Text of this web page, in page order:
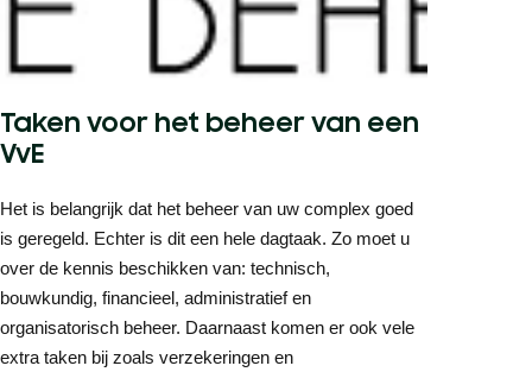
Taken voor het beheer van een
VvE
Het is belangrijk dat het beheer van uw complex goed
is geregeld. Echter is dit een hele dagtaak. Zo moet u
over de kennis beschikken van: technisch,
bouwkundig, financieel, administratief en
organisatorisch beheer. Daarnaast komen er ook vele
extra taken bij zoals verzekeringen en